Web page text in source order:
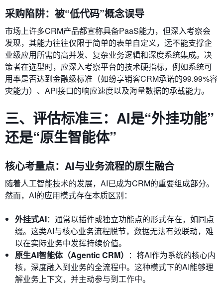
采购陷阱：被“低代码”概念误导
市场上许多CRM产品都宣称具备PaaS能力，但深入考察会
发现，其能力往往仅限于简单的表单自定义，远不能支撑企
业级应用所需的高并发、复杂业务逻辑和深度系统集成。决
策者在选型时，应深入考察平台的技术硬指标，例如系统可
用率是否达到金融级标准（如纷享销客CRM承诺的99.99%容
灾能力）、API接口的响应速度以及海量数据的承载能力。
三、评估标准三：AI是“外挂功能”
还是“原生智能体”
核心考量点：AI与业务流程的原生融合
随着人工智能技术的发展，AI已成为CRM的重要组成部分。
然而，AI的应用模式存在本质区别：
外挂式AI：通常以插件或独立功能点的形式存在，如同点
缀。这类AI与核心业务流程脱节，数据无法有效联动，难
以在实际业务中发挥持续价值。
原生AI智能体（Agentic CRM） ：将AI作为系统的核心内
核，深度融入到业务的全流程中。这种模式下的AI能够理
解业务上下文，并主动参与到工作中。